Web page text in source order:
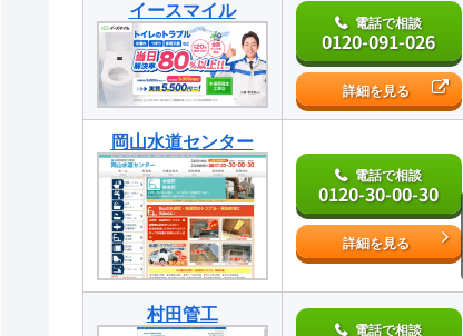
イースマイル
電話で相談
0120-091-026
詳細を見る
岡山水道センター
電話で相談
0120-30-00-30
詳細を見る
村田管工
電話で相談